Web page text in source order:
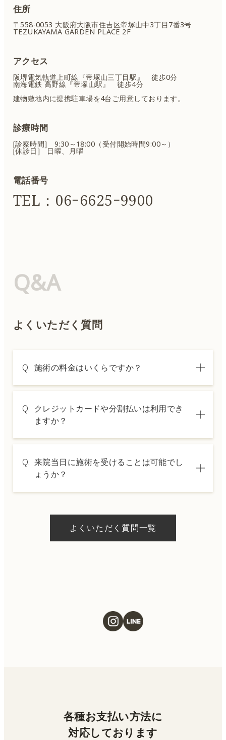
住所
〒558-0053 大阪府大阪市住吉区帝塚山中3丁目7番3号
TEZUKAYAMA GARDEN PLACE 2F
アクセス
阪堺電気軌道上町線『帝塚山三丁目駅』 徒歩0分
南海電鉄 高野線『帝塚山駅』 徒歩4分
建物敷地内に提携駐車場を4台ご用意しております。
診療時間
[診察時間] 9:30～18:00（受付開始時間9:00～）
[休診日] 日曜、月曜
電話番号
TEL：06ｰ6625ｰ9900
Q&A
よくいただく質問
Q. 施術の料金はいくらですか？
は料金表ページをご確認いただくか、カウン
セリングでご案内いたします。
Q. クレジットカードや分割払いは利用でき
ますか？
した分割払いも可能です。詳細は受付スタッ
フにお問い合わせください。
Q. 来院当日に施術を受けることは可能でし
ょうか？
ただける施術もございます。当日の施術をご
希望の場合は、ご予約の際にお気軽にご相談
よくいただく質問一覧
各種お支払い方法に
対応しております